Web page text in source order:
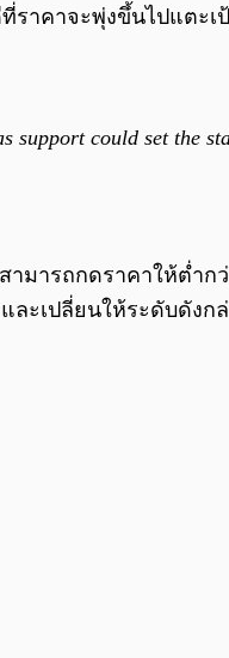
าคาจะพุ่งขึ้นไปแตะ
support could set the
ามารถกดราคาให้ต่ำ
เปลี่ยนให้ระดับดังก